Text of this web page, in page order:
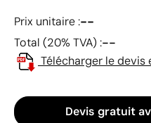
Prix unitaire :--
Total (20% TVA) :--
Télécharger le devis
Devis gratuit